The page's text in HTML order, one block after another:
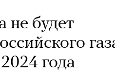
не будет
года